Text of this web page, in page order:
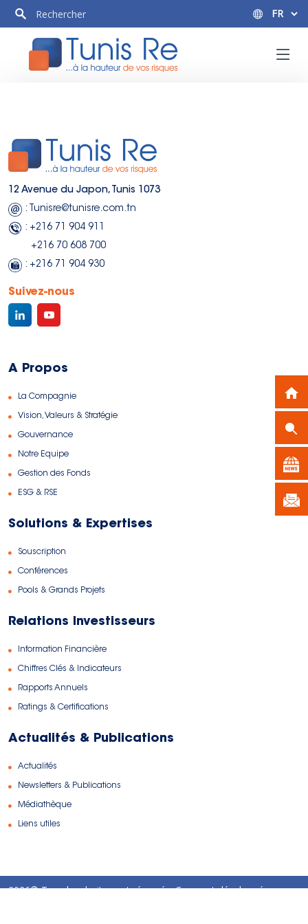
12 Avenue du Japon, Tunis 1073
: Tunisre@tunisre.com.tn
: +216 71 904 911
+216 70 608 700
: +216 71 904 930
Suivez-nous
A Propos
La Compagnie
Vision, Valeurs & Stratégie
Gouvernance
Notre Equipe
Gestion des Fonds
ESG & RSE
Solutions & Expertises
Souscription
Conférences
Pools & Grands Projets
Relations Investisseurs
Information Financière
Chiffres Clés & Indicateurs
Rapports Annuels
Ratings & Certifications
Actualités & Publications
Actualités
Newsletters & Publications
Médiathèque
Liens utiles
2026© Tous les droits sont réservés. Conçu et développé par